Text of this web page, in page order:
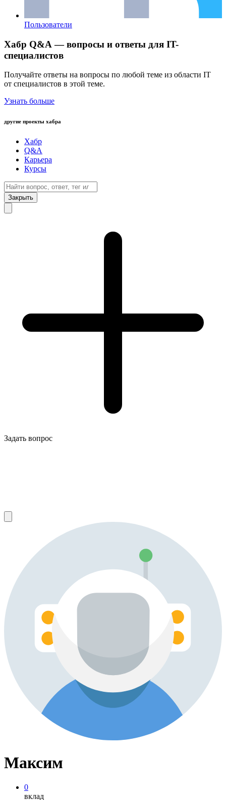
Пользователи
Хабр Q&A — вопросы и ответы для IT-
специалистов
Получайте ответы на вопросы по любой теме из области IT
от специалистов в этой теме.
Узнать больше
другие проекты хабра
Хабр
Q&A
Карьера
Курсы
Закрыть
Задать вопрос
Максим
0
вклад